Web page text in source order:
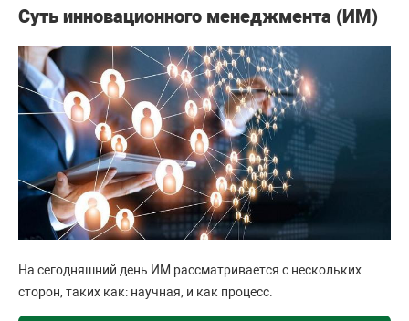
Суть инновационного менеджмента (ИМ)
На сегодняшний день ИМ рассматривается с нескольких
сторон, таких как: научная, и как процесс.